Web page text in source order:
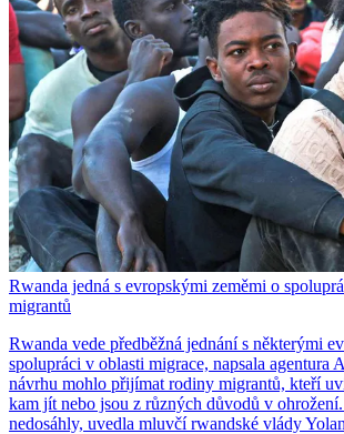
Rwanda jedná s evropskými zeměmi o
migrantů
Rwanda vede předběžná jednání s některými
spolupráci v oblasti migrace, napsala agentura
návrhu mohlo přijímat rodiny migrantů, kteří
kam jít nebo jsou z různých důvodů v
nedosáhly, uvedla mluvčí rwandské vlády